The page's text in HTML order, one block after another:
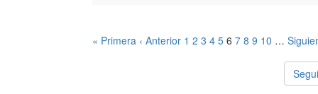
« Primera ‹ Anterior 1 2 3 4 5 6 7 8 9 10 …